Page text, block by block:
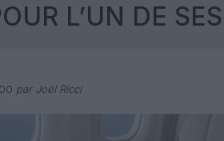
L’UN DE
par Joël Ricci